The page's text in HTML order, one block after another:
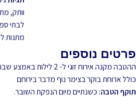
וותק,
לבתי
מתנות
פרטים נוספים
ההטבה מקנה אירוח זוגי ל-
כולל ארוחת בוקר בצימר נוף מדבר בירוחם
תוקף הטבה: כשנתיים מיום הנפקת השובר.